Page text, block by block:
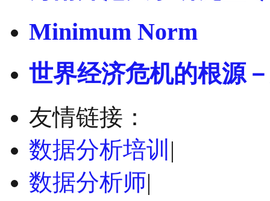
Minimum Norm
世界经济危机的根源
友情链接：
数据分析培训 |
数据分析师|